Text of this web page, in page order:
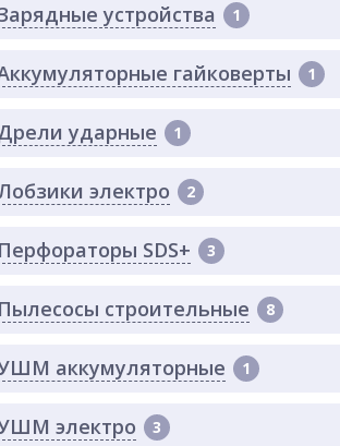
устройства 1
гайковерты 1
ударные 1
электро 2
Перфораторы SDS+ 3
Пылесосы строительные 8
аккумуляторные 1
электро 3